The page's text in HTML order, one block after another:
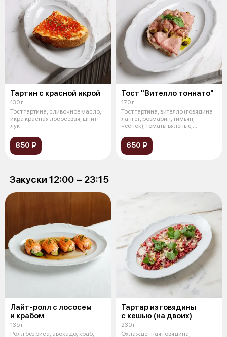
Тартин с красной икрой
130 г
Тост тартина, сливочное масло,
икра красная лососевая, шнитт-
лук
850 ₽
Тост "Вителло тоннато"
170 г
Тост тартина, вителло (говядина
лангет, розмарин, тимьян,
чеснок), томаты вяленые,
650 ₽
Закуски 12:00 − 23:15
Лайт-ролл с лососем
и крабом
135 г
Ролл без риса, авокадо, краб,
Тартар из говядины
с кешью (на двоих)
230 г
Охлажденная говядина,